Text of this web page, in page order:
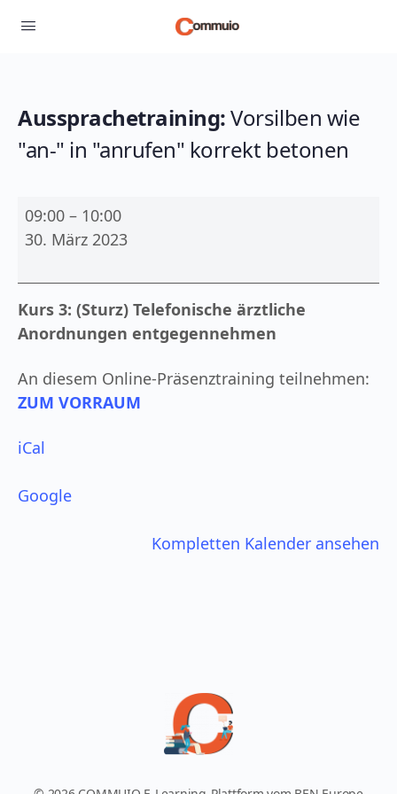
Aussprachetraining:Vorsilben wie
"an-" in "anrufen" korrekt betonen
Aussprachetraining:
Vorsilben
"an-
"
in
korrekt
betonen
09:00 – 10:00
30. März 2023
Kurs 3: (Sturz) Telefonische ärztliche
Anordnungen entgegennehmen
An diesem Online-Präsenztraining teilnehmen:
ZUM VORRAUM
iCal
Google
Kompletten Kalender ansehen